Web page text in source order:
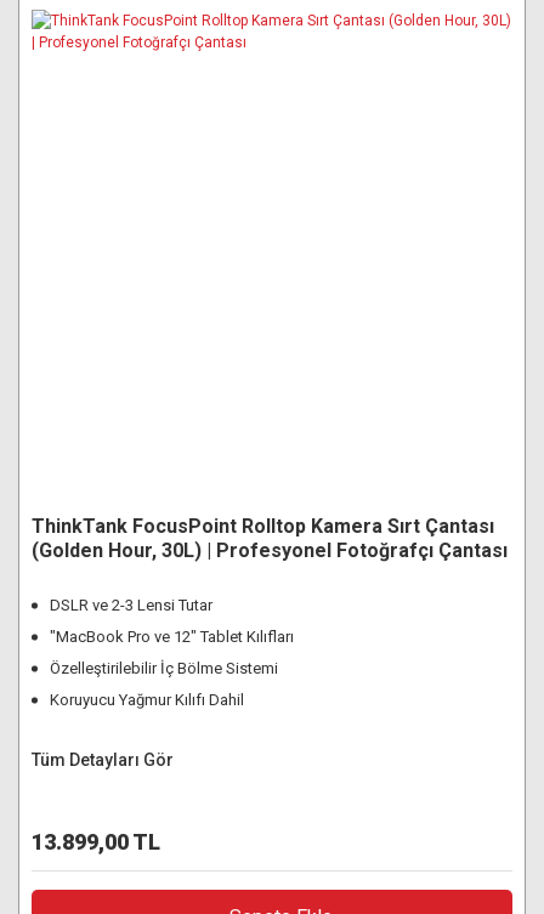
ThinkTank FocusPoint Rolltop Kamera Sırt Çantası
(Golden Hour, 30L) | Profesyonel Fotoğrafçı Çantası
DSLR ve 2-3 Lensi Tutar
"MacBook Pro ve 12" Tablet Kılıfları
Özelleştirilebilir İç Bölme Sistemi
Koruyucu Yağmur Kılıfı Dahil
Tüm Detayları Gör
13.899,00 TL